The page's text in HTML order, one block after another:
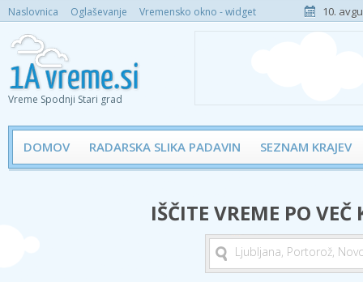
Naslovnica Oglaševanje Vremensko okno - widget 10.
Vreme Spodnji Stari grad
DOMOV RADARSKA SLIKA PADAVIN SEZNAM KRAJEV
IŠČITE VREME PO